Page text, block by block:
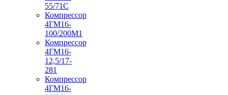
55/71С
Компрессор
4ГМ16-
100/200М1
Компрессор
4ГМ16-
12,5/17-
281
Компрессор
4ГМ16-